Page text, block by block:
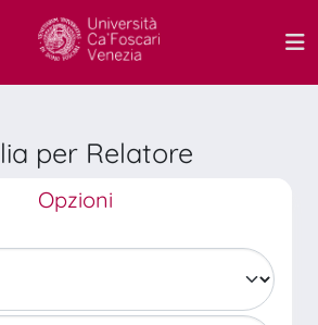
per Relatore
Opzioni